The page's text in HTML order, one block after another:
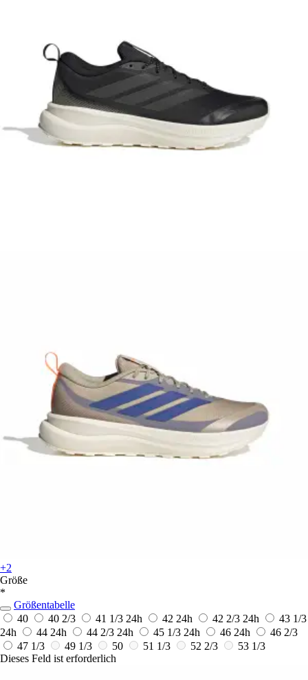
+2
Größe
*
Größentabelle
40
40 2/3 41 1/3 24h 42 24h 42 2/3 24h
43 1/3
24h
44 24h 44 2/3 24h 45 1/3 24h 46 24h
46 2/3
47 1/3
49 1/3 50 51 1/3 52 2/3
53 1/3
Dieses Feld ist erforderlich